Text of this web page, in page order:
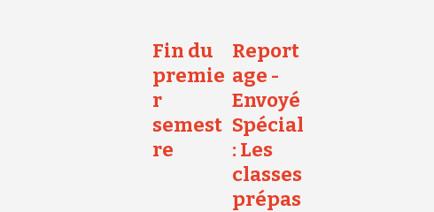
Fin du
premie
r
semest
re
Report
age -
Envoyé
Spécial
: Les
classes
prépas